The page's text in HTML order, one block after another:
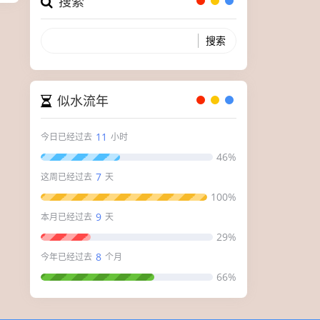
似水流年
今日已经过去 11 小时
46%
这周已经过去 7 天
100%
本月已经过去 9 天
29%
今年已经过去 8 个月
66%